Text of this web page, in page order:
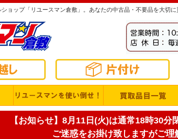
ョップ「リユースマン倉敷」。あなたの中古品・不要品を大切に
【お知らせ】8月11日(火)は通常18時30分
ご迷惑をお掛け致しますがご理